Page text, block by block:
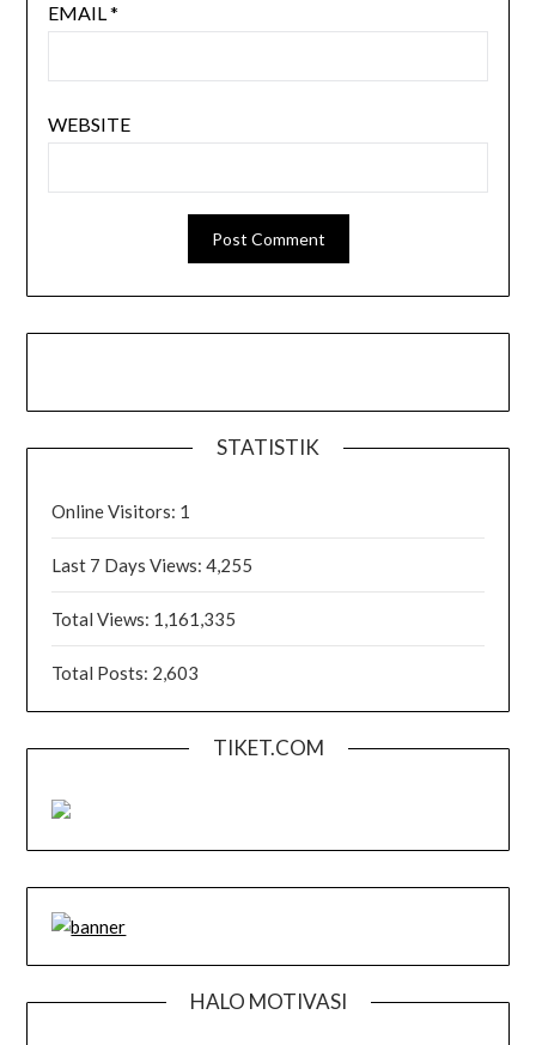
EMAIL*
WEBSITE
STATISTIK
Online Visitors: 1
Last 7 Days Views:4,255
Total Views: 1,161,335
Total Posts: 2,603
TIKET.COM
HALO MOTIVASI